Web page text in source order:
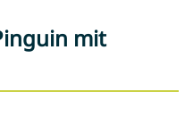
mit